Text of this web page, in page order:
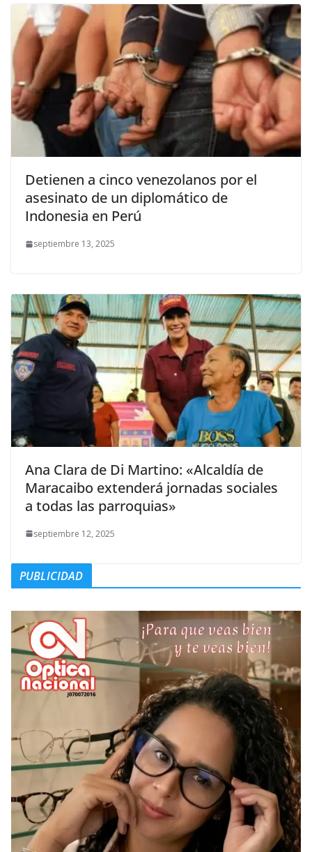
Detienen a cinco venezolanos por el
asesinato de un diplomático de
Indonesia en Perú
septiembre 13, 2025
Ana Clara de Di Martino: «Alcaldía de
Maracaibo extenderá jornadas sociales
a todas las parroquias»
septiembre 12, 2025
PUBLICIDAD